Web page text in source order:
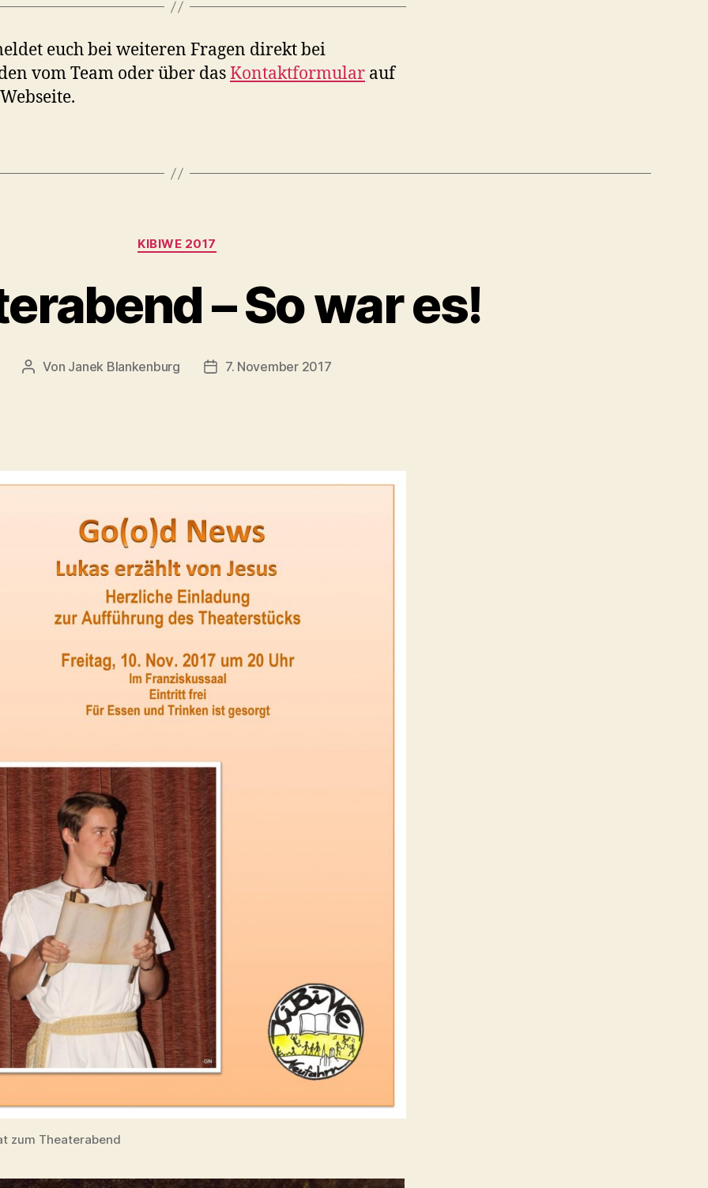
euch bei weiteren Fragen direkt bei
vom Team oder über dasKontaktformular auf
Kategorien
KIBIWE 2017
– So war es!
Beitragsautor
Von Janek Blankenburg Veröffentlichungsdatum
7. November 2017
zum Theaterabend